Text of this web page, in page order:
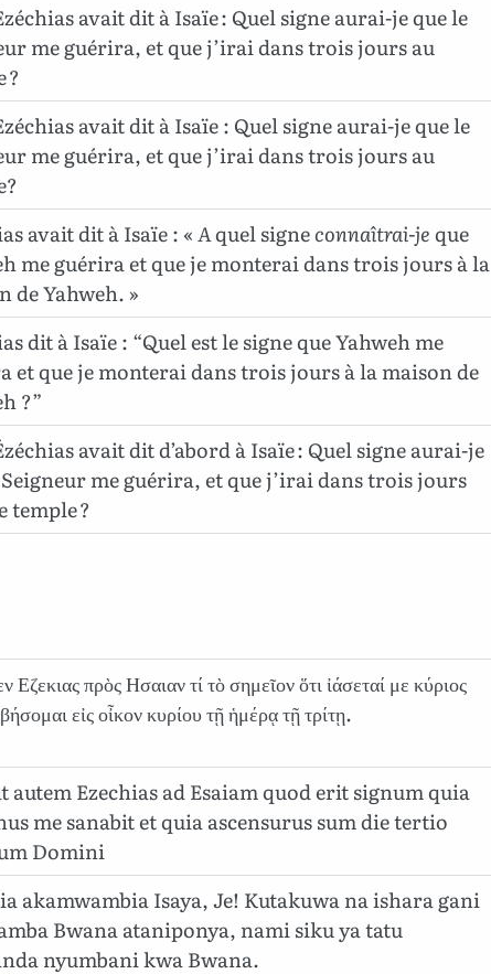
avait dit à Isaïe : Quel signe aurai-je que le
me guérira, et que j’irai dans trois jours au
?
avait dit à Isaïe : Quel signe aurai-je que le
me guérira, et que j’irai dans trois jours au
avait dit à Isaïe : «Aquel signeconnaîtrai-jeque
me guérira et que je monterai dans trois jours à la
de Yahweh. »
dit à Isaïe : “Quel est le signe que Yahweh me
et que je monterai dans trois jours à la maison de
?”
avait dit d’abord à Isaïe : Quel signe aurai-je
me guérira, et que j’irai dans trois jours
temple ?
Εζεκιας πρὸς Ησαιαν τί τὸ σημεῖον ὅτι ἰάσεταί με κύριος
εἰς οἶκον κυρίου τῇ ἡμέρᾳ τῇ τρίτῃ.
autem Ezechias ad Esaiam quod erit signum quia
me sanabit et quia ascensurus sum die tertio
Domini
akamwambia Isaya, Je! Kutakuwa na ishara gani
Bwana ataniponya, nami siku ya tatu
nyumbani kwa Bwana.